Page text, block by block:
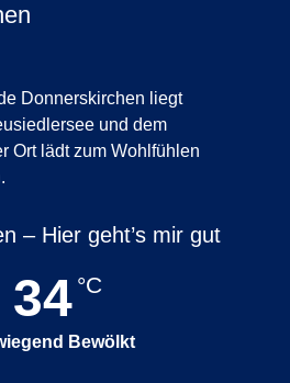
Donnerskirchen liegt
und dem
Ort lädt zum Wohlfühlen
– Hier geht’s mir gut
34 °C
Bewölkt